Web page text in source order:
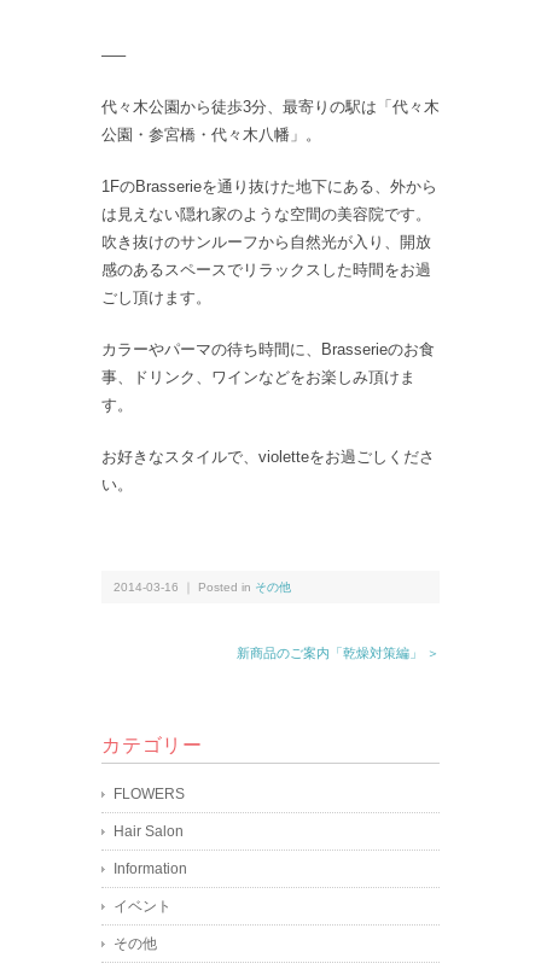
—–
代々木公園から徒歩3分、最寄りの駅は「代々木
公園・参宮橋・代々木八幡」。
1FのBrasserieを通り抜けた地下にある、外から
は見えない隠れ家のような空間の美容院です。
吹き抜けのサンルーフから自然光が入り、開放
感のあるスペースでリラックスした時間をお過
ごし頂けます。
カラーやパーマの待ち時間に、Brasserieのお食
事、ドリンク、ワインなどをお楽しみ頂けま
す。
お好きなスタイルで、violetteをお過ごしくださ
い。
2014-03-16 ｜ Posted in その他
新商品のご案内「乾燥対策編」 ＞
カテゴリー
FLOWERS
Hair Salon
Information
イベント
その他